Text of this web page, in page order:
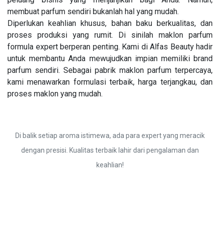
membuat parfum sendiri bukanlah hal yang mudah.
Diperlukan keahlian khusus, bahan baku berkualitas, dan
proses produksi yang rumit. Di sinilah maklon parfum
formula expert berperan penting. Kami di Alfas Beauty hadir
untuk membantu Anda mewujudkan impian memiliki brand
parfum sendiri. Sebagai pabrik maklon parfum terpercaya,
kami menawarkan formulasi terbaik, harga terjangkau, dan
proses maklon yang mudah.
Di balik setiap aroma istimewa, ada para expert yang meracik
dengan presisi. Kualitas terbaik lahir dari pengalaman dan
keahlian!